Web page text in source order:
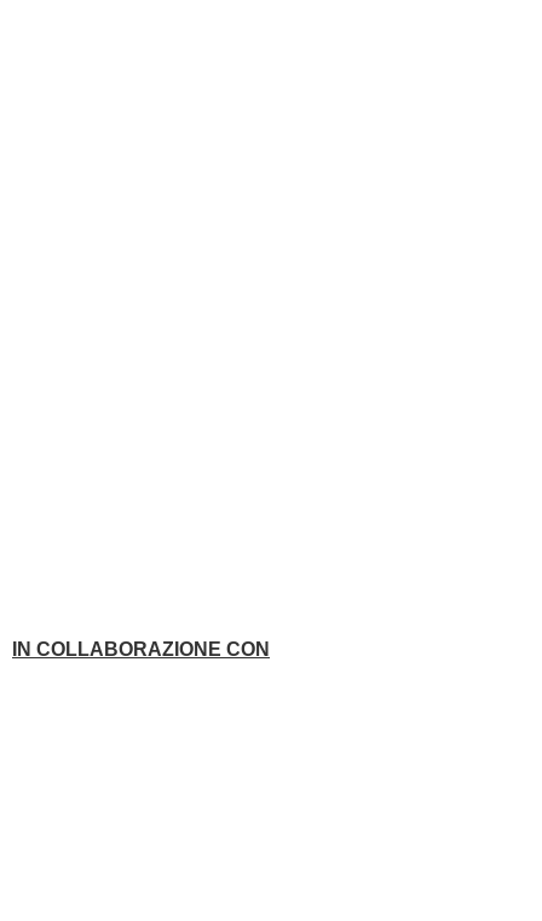
IN COLLABORAZIONE CON